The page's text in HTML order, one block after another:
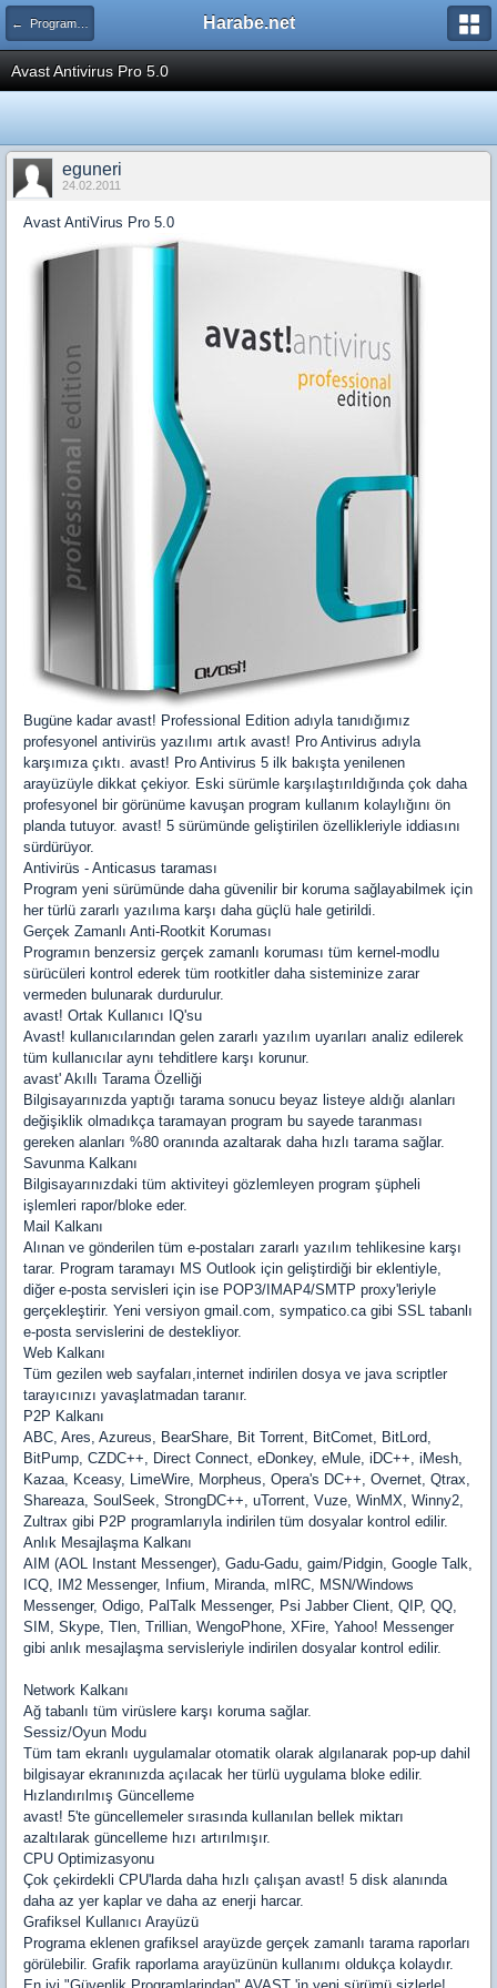
← Programlar Harabe.net
Avast Antivirus Pro 5.0
eguneri
24.02.2011
Avast AntiVirus Pro 5.0
Bugüne kadar avast! Professional Edition adıyla tanıdığımız
profesyonel antivirüs yazılımı artık avast! Pro Antivirus adıyla
karşımıza çıktı. avast! Pro Antivirus 5 ilk bakışta yenilenen
arayüzüyle dikkat çekiyor. Eski sürümle karşılaştırıldığında çok daha
profesyonel bir görünüme kavuşan program kullanım kolaylığını ön
planda tutuyor. avast! 5 sürümünde geliştirilen özellikleriyle iddiasını
sürdürüyor.
Antivirüs - Anticasus taraması
Program yeni sürümünde daha güvenilir bir koruma sağlayabilmek için
her türlü zararlı yazılıma karşı daha güçlü hale getirildi.
Gerçek Zamanlı Anti-Rootkit Koruması
Programın benzersiz gerçek zamanlı koruması tüm kernel-modlu
sürücüleri kontrol ederek tüm rootkitler daha sisteminize zarar
vermeden bulunarak durdurulur.
avast! Ortak Kullanıcı IQ'su
Avast! kullanıcılarından gelen zararlı yazılım uyarıları analiz edilerek
tüm kullanıcılar aynı tehditlere karşı korunur.
avast' Akıllı Tarama Özelliği
Bilgisayarınızda yaptığı tarama sonucu beyaz listeye aldığı alanları
değişiklik olmadıkça taramayan program bu sayede taranması
gereken alanları %80 oranında azaltarak daha hızlı tarama sağlar.
Savunma Kalkanı
Bilgisayarınızdaki tüm aktiviteyi gözlemleyen program şüpheli
işlemleri rapor/bloke eder.
Mail Kalkanı
Alınan ve gönderilen tüm e-postaları zararlı yazılım tehlikesine karşı
tarar. Program taramayı MS Outlook için geliştirdiği bir eklentiyle,
diğer e-posta servisleri için ise POP3/IMAP4/SMTP proxy'leriyle
gerçekleştirir. Yeni versiyon gmail.com, sympatico.ca gibi SSL tabanlı
e-posta servislerini de destekliyor.
Web Kalkanı
Tüm gezilen web sayfaları,internet indirilen dosya ve java scriptler
tarayıcınızı yavaşlatmadan taranır.
P2P Kalkanı
ABC, Ares, Azureus, BearShare, Bit Torrent, BitComet, BitLord,
BitPump, CZDC++, Direct Connect, eDonkey, eMule, iDC++, iMesh,
Kazaa, Kceasy, LimeWire, Morpheus, Opera's DC++, Overnet, Qtrax,
Shareaza, SoulSeek, StrongDC++, uTorrent, Vuze, WinMX, Winny2,
Zultrax gibi P2P programlarıyla indirilen tüm dosyalar kontrol edilir.
Anlık Mesajlaşma Kalkanı
AIM (AOL Instant Messenger), Gadu-Gadu, gaim/Pidgin, Google Talk,
ICQ, IM2 Messenger, Infium, Miranda, mIRC, MSN/Windows
Messenger, Odigo, PalTalk Messenger, Psi Jabber Client, QIP, QQ,
SIM, Skype, Tlen, Trillian, WengoPhone, XFire, Yahoo! Messenger
gibi anlık mesajlaşma servisleriyle indirilen dosyalar kontrol edilir.
Network Kalkanı
Ağ tabanlı tüm virüslere karşı koruma sağlar.
Sessiz/Oyun Modu
Tüm tam ekranlı uygulamalar otomatik olarak algılanarak pop-up dahil
bilgisayar ekranınızda açılacak her türlü uygulama bloke edilir.
Hızlandırılmış Güncelleme
avast! 5'te güncellemeler sırasında kullanılan bellek miktarı
azaltılarak güncelleme hızı artırılmışır.
CPU Optimizasyonu
Çok çekirdekli CPU'larda daha hızlı çalışan avast! 5 disk alanında
daha az yer kaplar ve daha az enerji harcar.
Grafiksel Kullanıcı Arayüzü
Programa eklenen grafiksel arayüzde gerçek zamanlı tarama raporları
görülebilir. Grafik raporlama arayüzünün kullanımı oldukça kolaydır.